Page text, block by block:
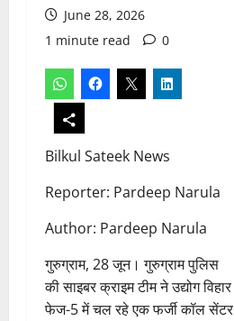
June 28, 2026
1 minute read
0
Bilkul Sateek News
Reporter: Pardeep Narula
Author: Pardeep Narula
गुरुग्राम, 28 जून। गुरुग्राम पुलिस
की साइबर क्राइम टीम ने उद्योग विहार
फेज-5 में चल रहे एक फर्जी कॉल सेंटर